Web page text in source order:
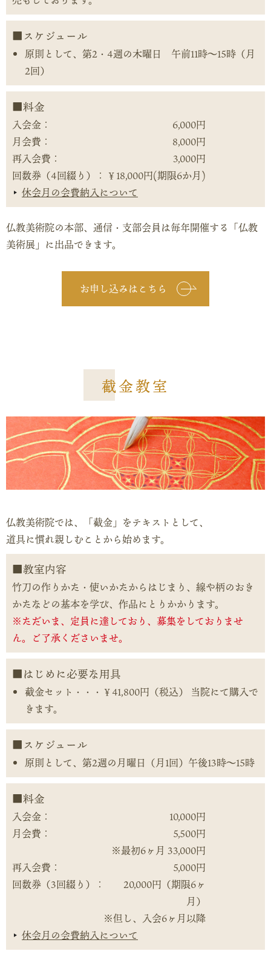
スケジュール
原則として、第2・4週の木曜日 午前11時～15時（月
2回）
料金
入会金：
6,000円
月会費：
8,000円
再入会費：
3,000円
回数券（4回綴り）： ￥18,000円(期限6か月)
休会月の会費納入について
仏教美術院の本部、通信・支部会員は毎年開催する「仏教
美術展」に出品できます。
お申し込みはこちら
截金教室
仏教美術院では、「截金」をテキストとして、
道具に慣れ親しむことから始めます。
教室内容
竹刀の作りかた・使いかたからはじまり、線や柄のおき
かたなどの基本を学び、作品にとりかかります。
※ただいま、定員に達しており、募集をしておりませ
ん。ご了承くださいませ。
はじめに必要な用具
截金セット・・・￥41,800円（税込） 当院にて購入で
きます。
スケジュール
原則として、第2週の月曜日（月1回）午後13時～15時
料金
入会金：
10,000円
月会費：
5,500円
※最初6ヶ月 33,000円
再入会費：
5,000円
回数券（3回綴り）：
20,000円（期限6ヶ
月）
※但し、入会6ヶ月以降
休会月の会費納入について